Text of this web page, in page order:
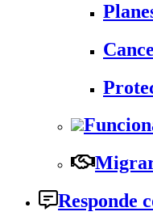
Migrar
Responde